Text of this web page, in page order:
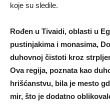
koje su sledile.
Rođen u Tivaidi, oblasti u
pustinjakima i monasima,
duhovnoj čistoti kroz
Ova regija, poznata kao
hrišćanstvu, bila je mesto
mir, što je dodatno